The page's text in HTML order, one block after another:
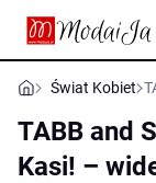
Świat Kobiet
TABB and
Kasi! –